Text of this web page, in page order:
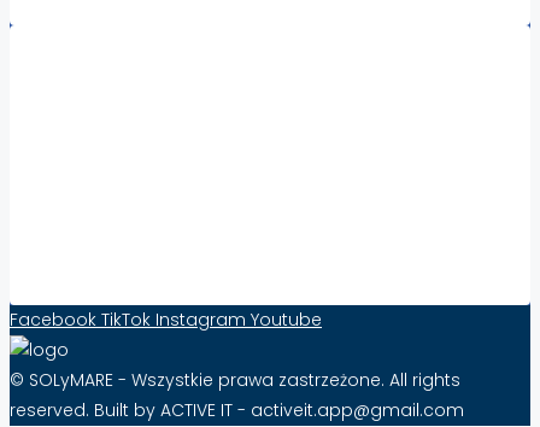
Facebook TikTok Instagram Youtube
© SOLyMARE - Wszystkie prawa zastrzeżone. All rights
reserved. Built by ACTIVE IT - activeit.app@gmail.com